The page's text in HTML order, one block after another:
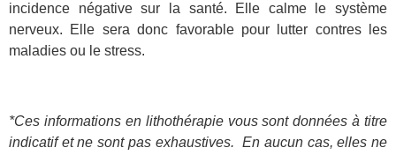
incidence négative sur la santé. Elle calme le système
nerveux. Elle sera donc favorable pour lutter contres les
maladies ou le stress.
*Ces informations en lithothérapie vous sont données à titre
indicatif et ne sont pas exhaustives.En aucun cas, elles ne